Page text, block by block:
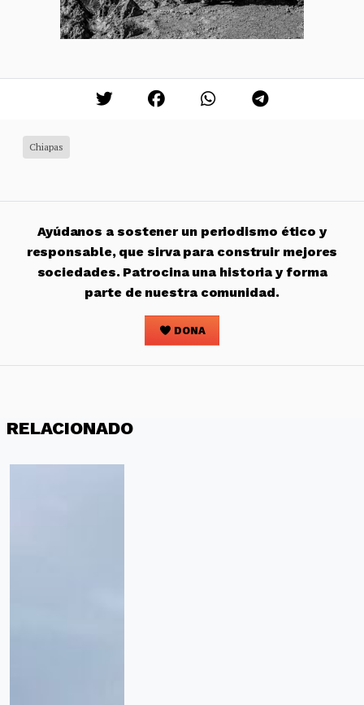
Chiapas
Ayúdanos a sostener un periodismo ético y
responsable, que sirva para construir mejores
sociedades. Patrocina una historia y forma
parte de nuestra comunidad.
DONA
RELACIONADO